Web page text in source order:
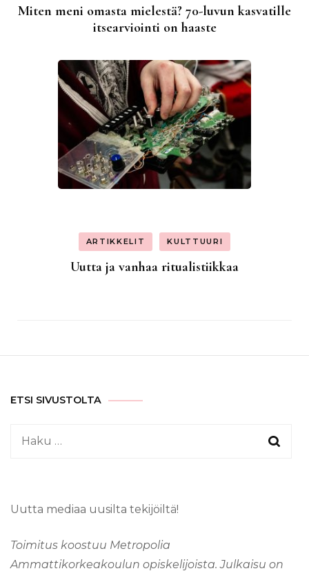
Miten meni omasta mielestä? 70-luvun kasvatille
itsearviointi on haaste
ARTIKKELIT KULTTUURI
Uutta ja vanhaa ritualistiikkaa
ETSI SIVUSTOLTA
Haku:
Uutta mediaa uusilta tekijöiltä!
Toimitus koostuu Metropolia
Ammattikorkeakoulun opiskelijoista. Julkaisu on